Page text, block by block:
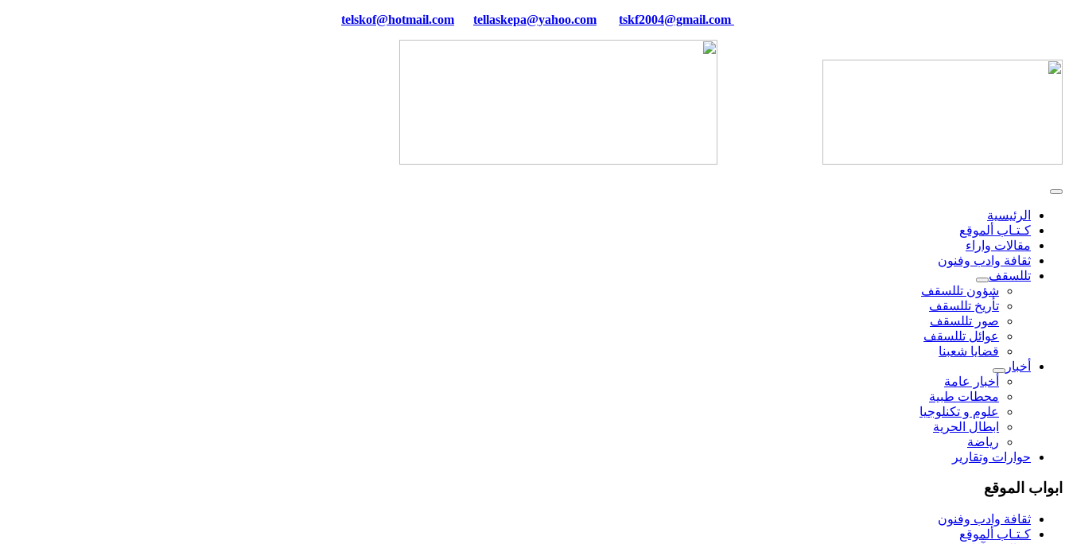
tellaskepa@yahoo.com tskf2004@gmail.com
الرئيسية
كـتـاب ألموقع
مقالات واراء
ثقافة وادب وفنون
تللسقف
شؤون تللسقف
تأريخ تللسقف
صور تللسقف
عوائل تللسقف
قضايا شعبنا
أخبار
أخبار عامة
محطات طبية
علوم و تکنلوجیا
ابطال الحرية
رياضة
حوارات وتقارير
ابواب الموقع
ثقافة وادب وفنون
كـتـاب ألموقع